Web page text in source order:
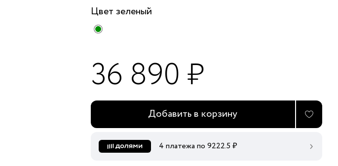
Цвет зеленый
36 890 ₽
Добавить в корзину
4 платежа по 9222.5 ₽